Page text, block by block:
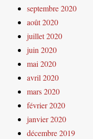
septembre 2020
août 2020
juillet 2020
juin 2020
mai 2020
avril 2020
mars 2020
février 2020
janvier 2020
décembre 2019